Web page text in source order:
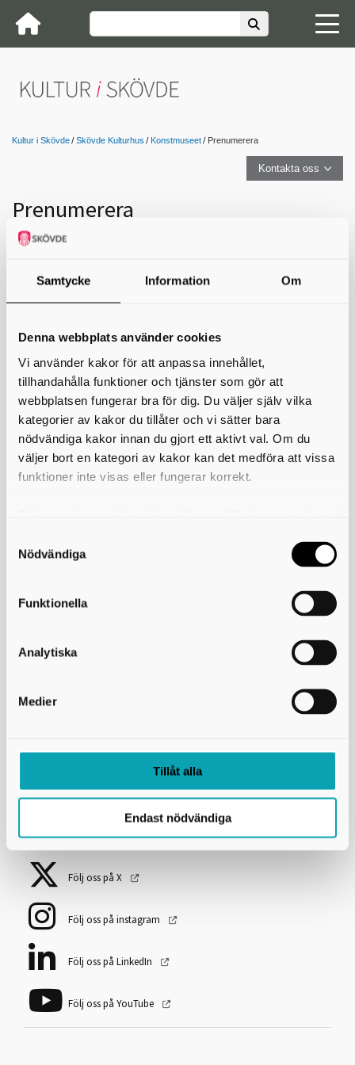
Samtycke Information Om
Denna webbplats använder cookies
Vi använder kakor för att anpassa innehållet,
tillhandahålla funktioner och tjänster som gör att
webbplatsen fungerar bra för dig. Du väljer själv vilka
kategorier av kakor du tillåter och vi sätter bara
nödvändiga kakor innan du gjort ett aktivt val. Om du
väljer bort en kategori av kakor kan det medföra att vissa
funktioner inte visas eller fungerar korrekt.
användning av kakor som du hittar längst ner på sidan
Nödvändiga
Funktionella
Analytiska
Medier
Tillåt alla
Endast nödvändiga
Kultur i Skövde Skövde Kulturhus Konstmuseet Prenumerera
Kontakta oss
Prenumerera
Anmäl dig till Konstmuseets nyhetsbrev!
Sms-nummer
nyhetsbrev och inbjudningar.
Prenumerera
Skriv ut
Kontakta oss
Kultur i Skövde är en del av Skövde kommun
Skövde stadshus
Felanmälan dygnet runt:
E-post:skovdekommun@skovde.se
Tillgänglighetsdatabasen
Skövde kommuns hemsida
Följ Skövde kommun
Följ oss på Facebook
Följ oss på X
Följ oss på instagram
Följ oss på LinkedIn
Följ oss på YouTube